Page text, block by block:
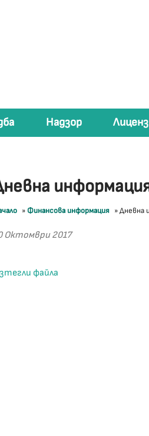
Надзор
» Финансова информация »Дневна
Октомври 2017
файла